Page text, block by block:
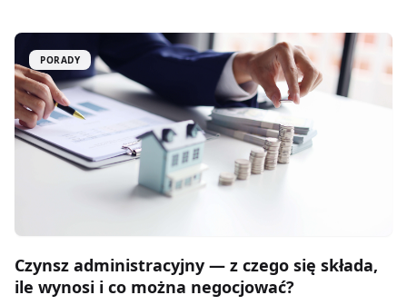
PORADY
Czynsz administracyjny — z czego się składa,
ile wynosi i co można negocjować?